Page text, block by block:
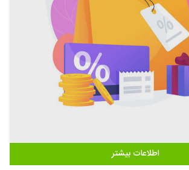
اطلاعات بیشتر